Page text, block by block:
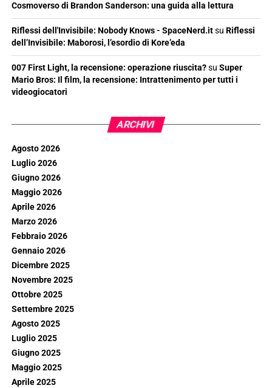
Cosmoverso di Brandon Sanderson: una guida alla lettura
Riflessi dell'Invisibile: Nobody Knows - SpaceNerd.itsu Riflessi
dell’Invisibile: Maborosi, l’esordio di Kore’eda
007 First Light, la recensione: operazione riuscita?su Super
Mario Bros: Il film, la recensione: Intrattenimento per tutti i
videogiocatori
ARCHIVI
Agosto 2026
Luglio 2026
Giugno 2026
Maggio 2026
Aprile 2026
Marzo 2026
Febbraio 2026
Gennaio 2026
Dicembre 2025
Novembre 2025
Ottobre 2025
Settembre 2025
Agosto 2025
Luglio 2025
Giugno 2025
Maggio 2025
Aprile 2025